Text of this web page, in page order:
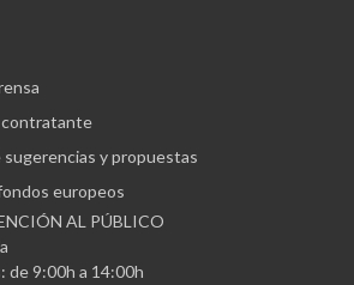
contratante
sugerencias y propuestas
europeos
AL PÚBLICO
de 9:00h a 14:00h